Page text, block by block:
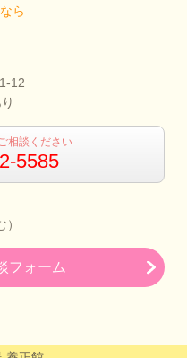
ら
12
相談ください
5585
フォーム